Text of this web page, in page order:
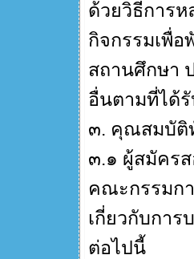
ด้วยวิธีการ
กิจกรรมเพื่
สถานศึกษา
อื่นตามที่ได้
๓. คุณสมบัติ
๓.๑ ผู้สมัคร
คณะกรรมก
เกี่ยวกับกา
ต่อไปนี้